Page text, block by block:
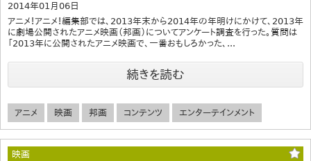
2014年01月06日
アニメ！アニメ！編集部では、2013年末から2014年の年明けにかけて、2013年
に劇場公開されたアニメ映画（邦画）についてアンケート調査を行った。質問は
「2013年に公開されたアニメ映画で、一番おもしろかった、...
続きを読む
アニメ 映画 邦画 コンテンツ エンターテインメント
映画